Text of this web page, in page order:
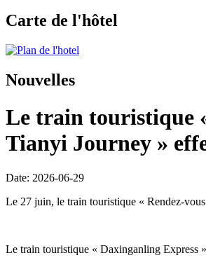
Carte de l'hôtel
Nouvelles
Le train touristique
Tianyi Journey »
Date: 2026-06-29
Le 27 juin, le train touristique « Rendez-
Le train touristique « Daxinganling Express